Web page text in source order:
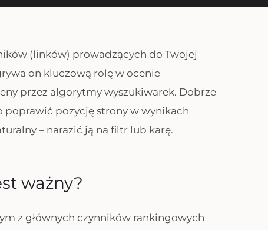
(linków) prowadzących do Twojej
on kluczową rolę w ocenie
przez algorytmy wyszukiwarek. Dobrze
pozycję strony w wynikach
– narazić ją na filtr lub karę.
ważny?
z głównych czynników rankingowych